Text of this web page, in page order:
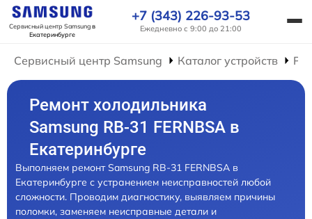
Сервисный центр Samsungв
Екатеринбурге
+7 (343) 226-93-53
Ежедневно с 9:00 до 21:00
Сервисный центр Samsung Каталог устройств
Ремонт холодильника
Samsung RB-31 FERNBSA в
Екатеринбурге
Выполняем ремонт Samsung RB-31 FERNBSA в
Екатеринбурге с устранением неисправностей любой
сложности. Проводим диагностику, выявляем причины
поломки, заменяем неисправные детали и